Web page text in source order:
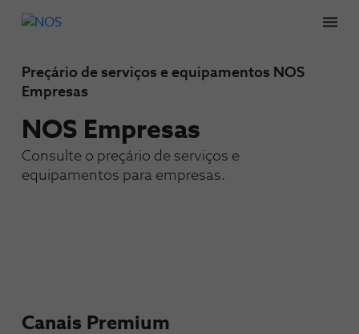
Preçário de serviços e equipamentos NOS
Empresas
NOS Empresas
Consulte o preçário de serviços e
equipamentos para empresas.
Canais Premium